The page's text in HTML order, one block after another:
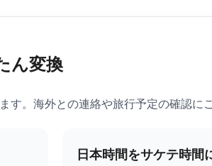
ん変換
。海外との連絡や旅行予定の確認に
日本時間をサケテ時間